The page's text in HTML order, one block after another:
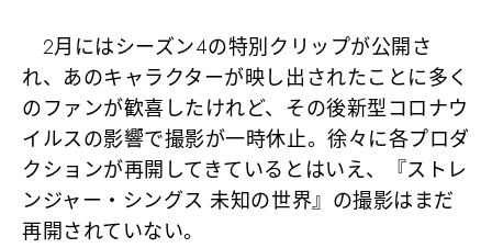
2月にはシーズン4の特別クリップが公開さ
れ、あのキャラクターが映し出されたことに多く
のファンが歓喜したけれど、その後新型コロナウ
イルスの影響で撮影が一時休止。徐々に各プロダ
クションが再開してきているとはいえ、『ストレ
ンジャー・シングス 未知の世界』の撮影はまだ
再開されていない。